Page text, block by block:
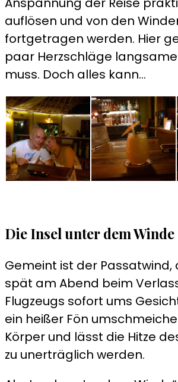
auflösen und von den
fortgetragen werden. Hier
paar Herzschläge
muss. Doch alles kann…
Die Insel unter dem Winde
Gemeint ist der Passatwind,
spät am Abend beim
Flugzeugs sofort ums
ein heißer Fön
Körper und lässt die Hitze
zu unerträglich werden.